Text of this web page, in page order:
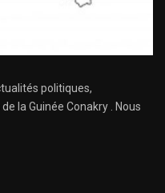
politiques,
la Guinée Conakry . Nous